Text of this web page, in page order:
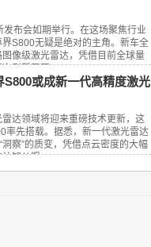
布会如期举行。在这场聚焦行业
S800无疑是绝对的主角。新车全
像级激光雷达，凭借目前全球量
刷新了百...
或成新一代高精度激光
达领域将迎来重磅技术更新，这
率先搭载。据悉，新一代激光雷达
洞察”的质变，凭借点云密度的大幅
知从粗...